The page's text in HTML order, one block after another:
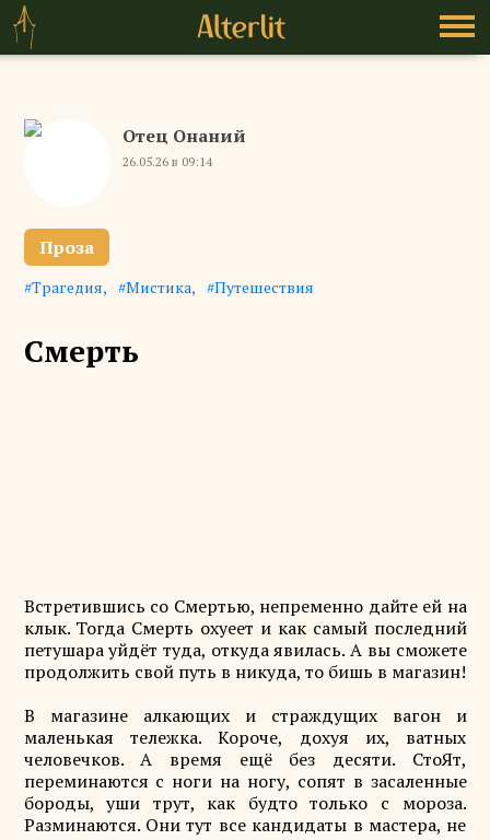
Отец Онаний
26.05.26 в 09:14
Проза
Трагедия Мистика Путешествия
Смерть
Встретившись со Смертью, непременно дайте ей на
клык. Тогда Смерть охуеет и как самый последний
петушара уйдёт туда, откуда явилась. А вы сможете
продолжить свой путь в никуда, то бишь в магазин!
В магазине алкающих и страждущих вагон и
маленькая тележка. Короче, дохуя их, ватных
человечков. А время ещё без десяти. СтоЯт,
переминаются с ноги на ногу, сопят в засаленные
бороды, уши трут, как будто только с мороза.
Разминаются. Они тут все кандидаты в мастера, не